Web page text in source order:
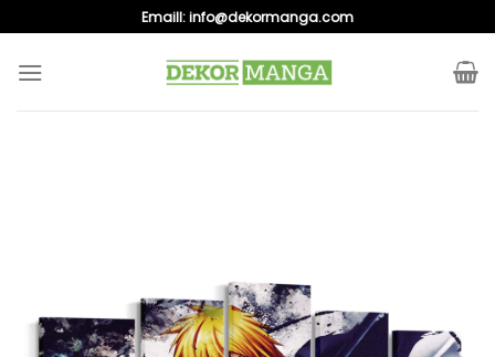
to
content
Emaill:info@dekormanga.com